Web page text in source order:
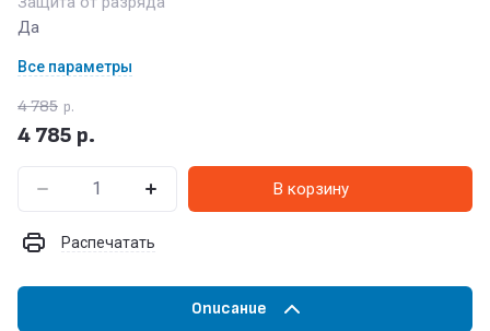
Да
Все параметры
4 785 р.
4 785 р.
В корзину
Распечатать
Описание